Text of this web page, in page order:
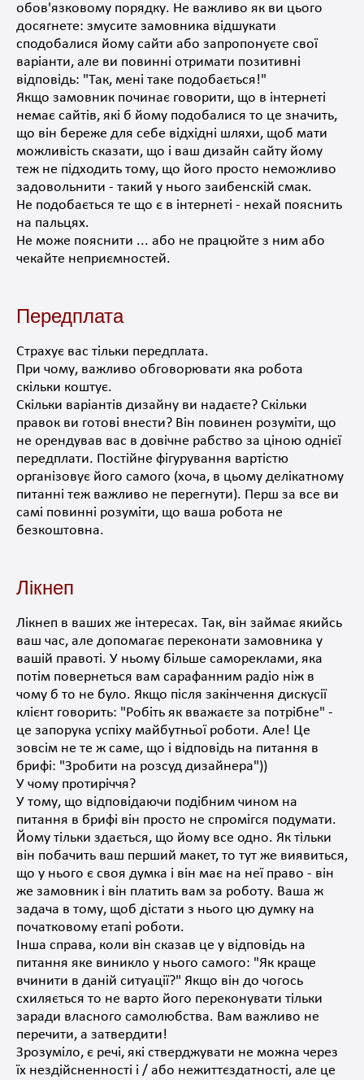
обов'язковому порядку. Не важливо як ви цього
досягнете: змусите замовника відшукати
сподобалися йому сайти або запропонуєте свої
варіанти, але ви повинні отримати позитивні
відповідь: "Так, мені таке подобається!"
Якщо замовник починає говорити, що в інтернеті
немає сайтів, які б йому подобалися то це значить,
що він береже для себе відхідні шляхи, щоб мати
можливість сказати, що і ваш дизайн сайту йому
теж не підходить тому, що його просто неможливо
задовольнити - такий у нього заибенскій смак.
Не подобається те що є в інтернеті - нехай пояснить
на пальцях.
Не може пояснити ... або не працюйте з ним або
чекайте неприємностей.
Передплата
Страхує вас тільки передплата.
При чому, важливо обговорювати яка робота
скільки коштує.
Скільки варіантів дизайну ви надаєте? Скільки
правок ви готові внести? Він повинен розуміти, що
не орендував вас в довічне рабство за ціною однієї
передплати. Постійне фігурування вартістю
організовує його самого (хоча, в цьому делікатному
питанні теж важливо не перегнути). Перш за все ви
самі повинні розуміти, що ваша робота не
безкоштовна.
Лікнеп
Лікнеп в ваших же інтересах. Так, він займає якийсь
ваш час, але допомагає переконати замовника у
вашій правоті. У ньому більше самореклами, яка
потім повернеться вам сарафанним радіо ніж в
чому б то не було. Якщо після закінчення дискусії
клієнт говорить: "Робіть як вважаєте за потрібне" -
це запорука успіху майбутньої роботи. Але! Це
зовсім не те ж саме, що і відповідь на питання в
брифі: "Зробити на розсуд дизайнера"))
У чому протиріччя?
У тому, що відповідаючи подібним чином на
питання в брифі він просто не спромігся подумати.
Йому тільки здається, що йому все одно. Як тільки
він побачить ваш перший макет, то тут же виявиться,
що у нього є своя думка і він має на неї право - він
же замовник і він платить вам за роботу. Ваша ж
задача в тому, щоб дістати з нього цю думку на
початковому етапі роботи.
Інша справа, коли він сказав це у відповідь на
питання яке виникло у нього самого: "Як краще
вчинити в даній ситуації?" Якщо він до чогось
схиляється то не варто його переконувати тільки
заради власного самолюбства. Вам важливо не
перечити, а затвердити!
Зрозуміло, є речі, які стверджувати не можна через
їх нездійсненності і / або нежиттєздатності, але це